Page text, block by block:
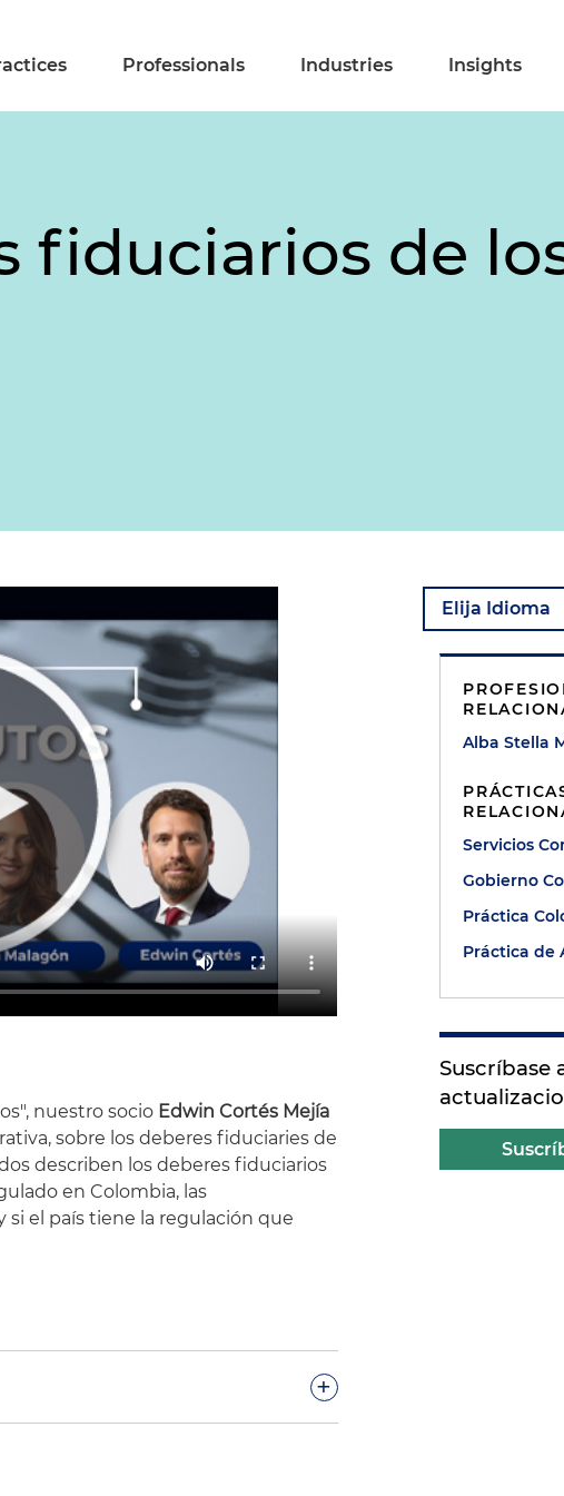
Professionals Industries Insights
fiduciarios de
nuestro socio Edwin Cortés Mejía
sobre los deberes fiduciaries de
describen los deberes fiduciarios
en Colombia, las
el país tiene la regulación que
+
Alba Stella
Servicios
Gobierno
Práctica
Práctica de
Suscríbase